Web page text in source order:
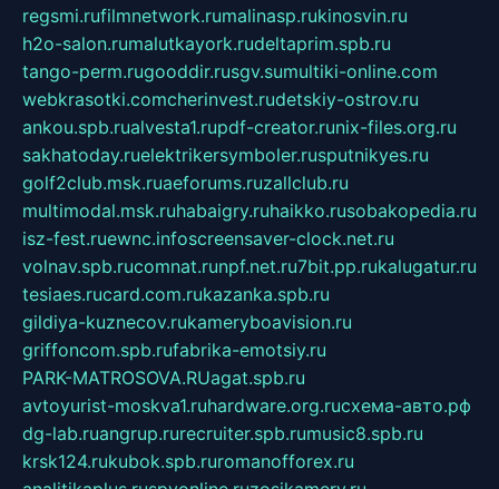
regsmi.rufilmnetwork.rumalinasp.rukinosvin.ru
h2o-salon.rumalutkayork.rudeltaprim.spb.ru
tango-perm.rugooddir.rusgv.sumultiki-online.com
webkrasotki.comcherinvest.rudetskiy-ostrov.ru
ankou.spb.rualvesta1.rupdf-creator.runix-files.org.ru
sakhatoday.ruelektrikersymboler.rusputnikyes.ru
golf2club.msk.ruaeforums.ruzallclub.ru
multimodal.msk.ruhabaigry.ruhaikko.rusobakopedia.ru
isz-fest.ruewnc.infoscreensaver-clock.net.ru
volnav.spb.rucomnat.runpf.net.ru7bit.pp.rukalugatur.ru
tesiaes.rucard.com.rukazanka.spb.ru
gildiya-kuznecov.rukameryboavision.ru
griffoncom.spb.rufabrika-emotsiy.ru
PARK-MATROSOVA.RUagat.spb.ru
avtoyurist-moskva1.ruhardware.org.ruсхема-авто.рф
dg-lab.ruangrup.rurecruiter.spb.rumusic8.spb.ru
krsk124.rukubok.spb.ruromanofforex.ru